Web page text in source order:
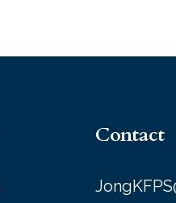
Contact